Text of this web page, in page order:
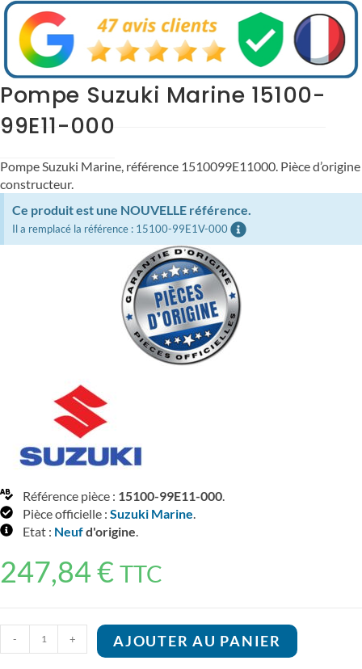
Pompe Suzuki Marine 15100-
99E11-000
Pompe Suzuki Marine, référence 1510099E11000. Pièce d’origine
constructeur.
Ce produit est une NOUVELLE référence.
Il a remplacé la référence : 15100-99E1V-000
Référence pièce : 15100-99E11-000
Pièce officielle : Suzuki Marine
Etat : Neufd'origine
247,84€ TTC
- + AJOUTER AU PANIER